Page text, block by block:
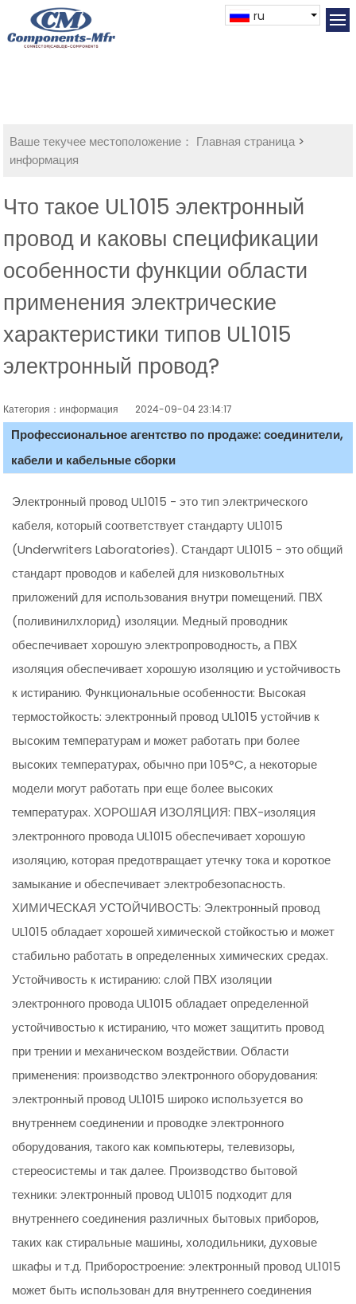
ru
Ваше текучее местоположение： Главная страница>
информация
Что такое UL1015 электронный
провод и каковы спецификации
особенности функции области
применения электрические
характеристики типов UL1015
электронный провод?
Категория：информация 2024-09-04 23:14:17
Профессиональное агентство по продаже: соединители,
кабели и кабельные сборки
Электронный провод UL1015 - это тип электрического
кабеля, который соответствует стандарту UL1015
(Underwriters Laboratories). Стандарт UL1015 - это общий
стандарт проводов и кабелей для низковольтных
приложений для использования внутри помещений. ПВХ
(поливинилхлорид) изоляции. Медный проводник
обеспечивает хорошую электропроводность, а ПВХ
изоляция обеспечивает хорошую изоляцию и устойчивость
к истиранию. Функциональные особенности: Высокая
термостойкость: электронный провод UL1015 устойчив к
высоким температурам и может работать при более
высоких температурах, обычно при 105°C, а некоторые
модели могут работать при еще более высоких
температурах. ХОРОШАЯ ИЗОЛЯЦИЯ: ПВХ-изоляция
электронного провода UL1015 обеспечивает хорошую
изоляцию, которая предотвращает утечку тока и короткое
замыкание и обеспечивает электробезопасность.
ХИМИЧЕСКАЯ УСТОЙЧИВОСТЬ: Электронный провод
UL1015 обладает хорошей химической стойкостью и может
стабильно работать в определенных химических средах.
Устойчивость к истиранию: слой ПВХ изоляции
электронного провода UL1015 обладает определенной
устойчивостью к истиранию, что может защитить провод
при трении и механическом воздействии. Области
применения: производство электронного оборудования:
электронный провод UL1015 широко используется во
внутреннем соединении и проводке электронного
оборудования, такого как компьютеры, телевизоры,
стереосистемы и так далее. Производство бытовой
техники: электронный провод UL1015 подходит для
внутреннего соединения различных бытовых приборов,
таких как стиральные машины, холодильники, духовые
шкафы и т.д. Приборостроение: электронный провод UL1015
может быть использован для внутреннего соединения